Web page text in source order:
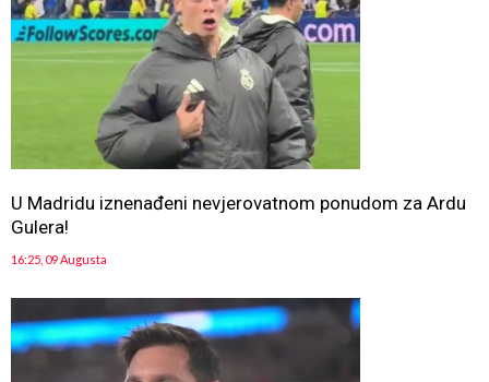
U Madridu iznenađeni nevjerovatnom ponudom za Ardu
Gulera!
16:25, 09 Augusta